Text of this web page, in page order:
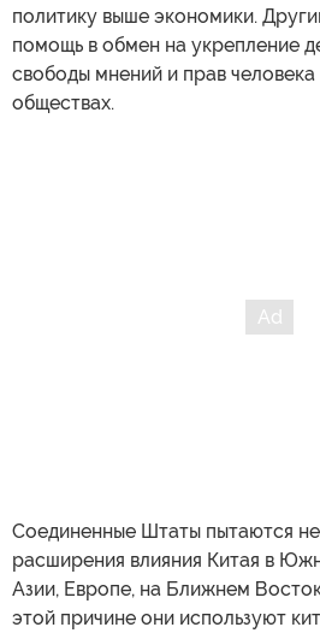
политику выше экономики.
помощь в обмен на укрепление
свободы мнений и прав
обществах.
Соединенные Штаты пытаются
расширения влияния Китая в
Азии, Европе, на Ближнем
этой причине они используют